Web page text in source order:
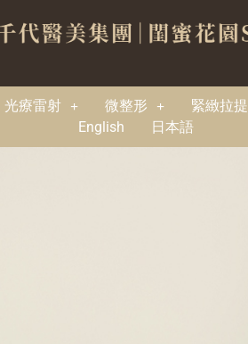
光療雷射 微整形 緊緻拉提
English
日本語